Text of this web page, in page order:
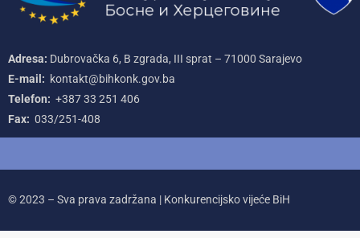
Adresa: Dubrovačka 6, B zgrada, III sprat – 71000‌ Sarajevo
E-mail: kontakt@bihkonk.gov.ba
Telefon: +387‌ 33‌ 251‌ 406
Fax: 033/251-408
© 2023 – Sva prava zadržana | Konkurencijsko vijeće BiH